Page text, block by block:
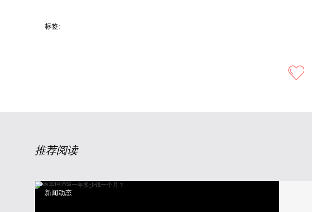
标签:
推荐阅读
新闻动态